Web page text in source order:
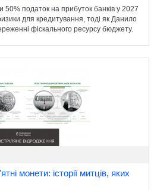
50% податок на прибуток банків у 2027
для кредитування, тоді як Данило
фіскального ресурсу бюджету.
монети: історії митців, яких